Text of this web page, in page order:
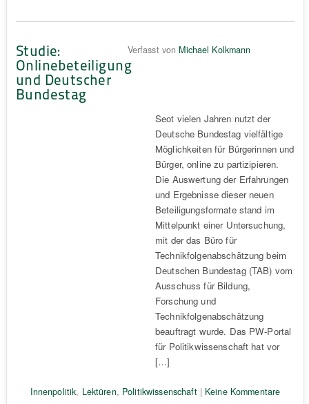
Studie:
Onlinebeteiligung
und Deutscher
Bundestag
Verfasst von Michael Kolkmann
Seot vielen Jahren nutzt der
Deutsche Bundestag vielfältige
Möglichkeiten für Bürgerinnen und
Bürger, online zu partizipieren.
Die Auswertung der Erfahrungen
und Ergebnisse dieser neuen
Beteiligungsformate stand im
Mittelpunkt einer Untersuchung,
mit der das Büro für
Technikfolgenabschätzung beim
Deutschen Bundestag (TAB) vom
Ausschuss für Bildung,
Forschung und
Technikfolgenabschätzung
beauftragt wurde. Das PW-Portal
für Politikwissenschaft hat vor
[…]
Innenpolitik, Lektüren, Politikwissenschaft| Keine Kommentare